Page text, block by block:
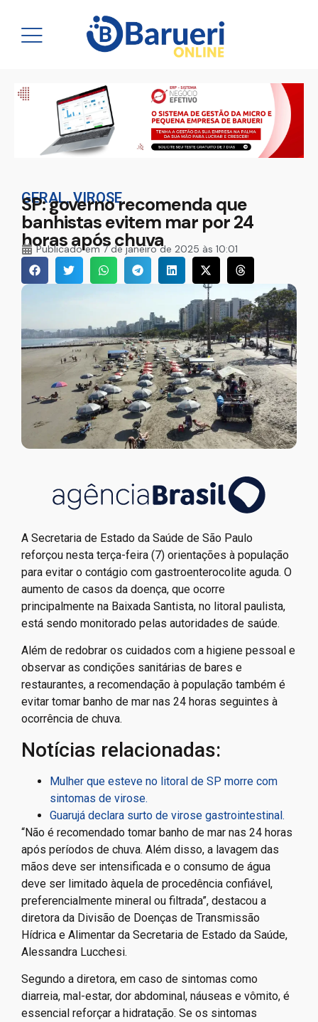
GERAL,VIROSE
SP: governo recomenda que
banhistas evitem mar por 24
horas após chuva
Publicado em7 de janeiro de 2025 às 10:01
A Secretaria de Estado da Saúde de São Paulo
reforçou nesta terça-feira (7) orientações à população
para evitar o contágio com gastroenterocolite aguda. O
aumento de casos da doença, que ocorre
principalmente na Baixada Santista, no litoral paulista,
está sendo monitorado pelas autoridades de saúde.
Além de redobrar os cuidados com a higiene pessoal e
observar as condições sanitárias de bares e
restaurantes, a recomendação à população também é
evitar tomar banho de mar nas 24 horas seguintes à
ocorrência de chuva.
Notícias relacionadas:
Mulher que esteve no litoral de SP morre com
sintomas de virose.
Guarujá declara surto de virose gastrointestinal.
“Não é recomendado tomar banho de mar nas 24 horas
após períodos de chuva. Além disso, a lavagem das
mãos deve ser intensificada e o consumo de água
deve ser limitado àquela de procedência confiável,
preferencialmente mineral ou filtrada”, destacou a
diretora da Divisão de Doenças de Transmissão
Hídrica e Alimentar da Secretaria de Estado da Saúde,
Alessandra Lucchesi.
Segundo a diretora, em caso de sintomas como
diarreia, mal-estar, dor abdominal, náuseas e vômito, é
essencial reforçar a hidratação. Se os sintomas